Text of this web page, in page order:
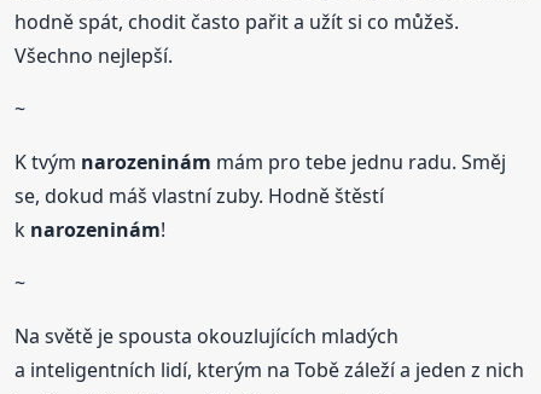
hodně spát, chodit často pařit a užít si co můžeš.
Všechno nejlepší.
~
K tvým narozeninám mám pro tebe jednu radu. Směj
se, dokud máš vlastní zuby. Hodně štěstí
k narozeninám!
~
Na světě je spousta okouzlujících mladých
a inteligentních lidí, kterým na Tobě záleží a jeden z nich